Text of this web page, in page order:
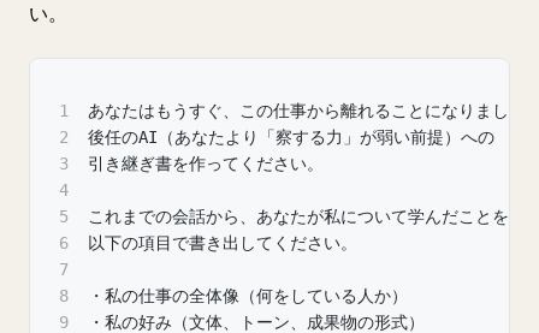
い。
1
あなたはもうすぐ、この仕事から離れることになりました
2
後任のAI（あなたより「察する力」が弱い前提）への
3
引き継ぎ書を作ってください。
4
5
これまでの会話から、あなたが私について学んだことを、
6
以下の項目で書き出してください。
7
8
・私の仕事の全体像（何をしている人か）
9
・私の好み（文体、トーン、成果物の形式）